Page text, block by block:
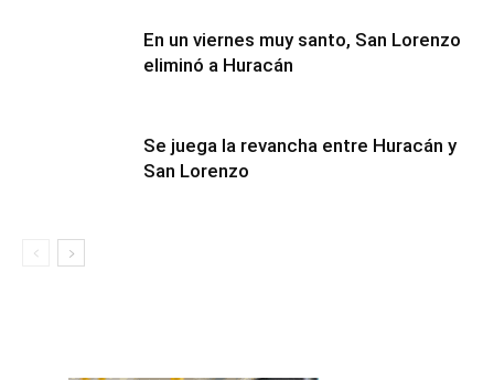
En un viernes muy santo, San Lorenzo
eliminó a Huracán
Se juega la revancha entre Huracán y
San Lorenzo